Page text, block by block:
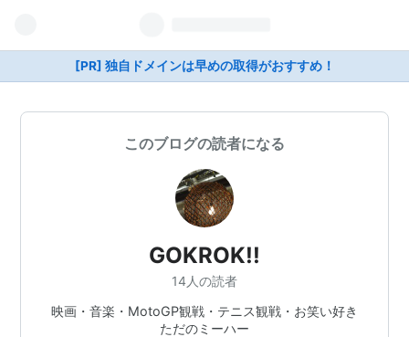
[PR] 独自ドメインは早めの取得がおすすめ！
このブログの読者になる
GOKROK!!
14人の読者
映画・音楽・MotoGP観戦・テニス観戦・お笑い好き
ただのミーハー